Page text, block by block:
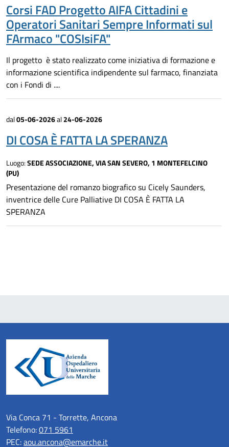
Corsi FAD Progetto AIFA Cittadini e
Operatori Sanitari Sempre Informati sul
FArmaco "COSIsiFA"
Il progetto è stato realizzato come iniziativa di formazione e
informazione scientifica indipendente sul farmaco, finanziata
con i Fondi di ....
dal05-06-2026al24-06-2026
DI COSA È FATTA LA SPERANZA
Luogo:SEDE ASSOCIAZIONE, VIA SAN SEVERO, 1 MONTEFELCINO
(PU)
Presentazione del romanzo biografico su Cicely Saunders,
inventrice delle Cure Palliative DI COSA È FATTA LA
SPERANZA
Via Conca 71 - Torrette, Ancona
Telefono:071 5961
PEC:aou.ancona@emarche.it